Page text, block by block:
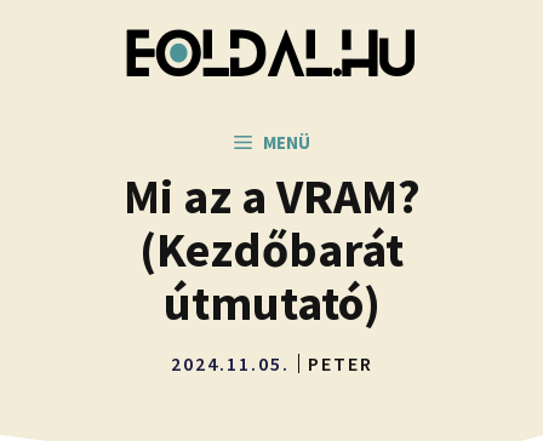
MENÜ
Mi az a VRAM?
(Kezdőbarát
útmutató)
2024.11.05. PETER